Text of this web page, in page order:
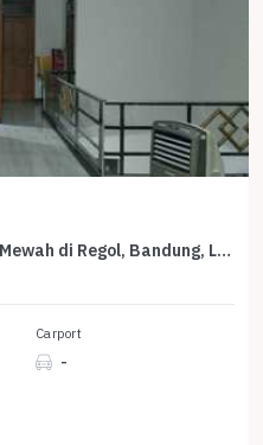
Kesempatan Eksklusif, rumah Mewah di Regol, Bandung, LB 350m²
Carport
-